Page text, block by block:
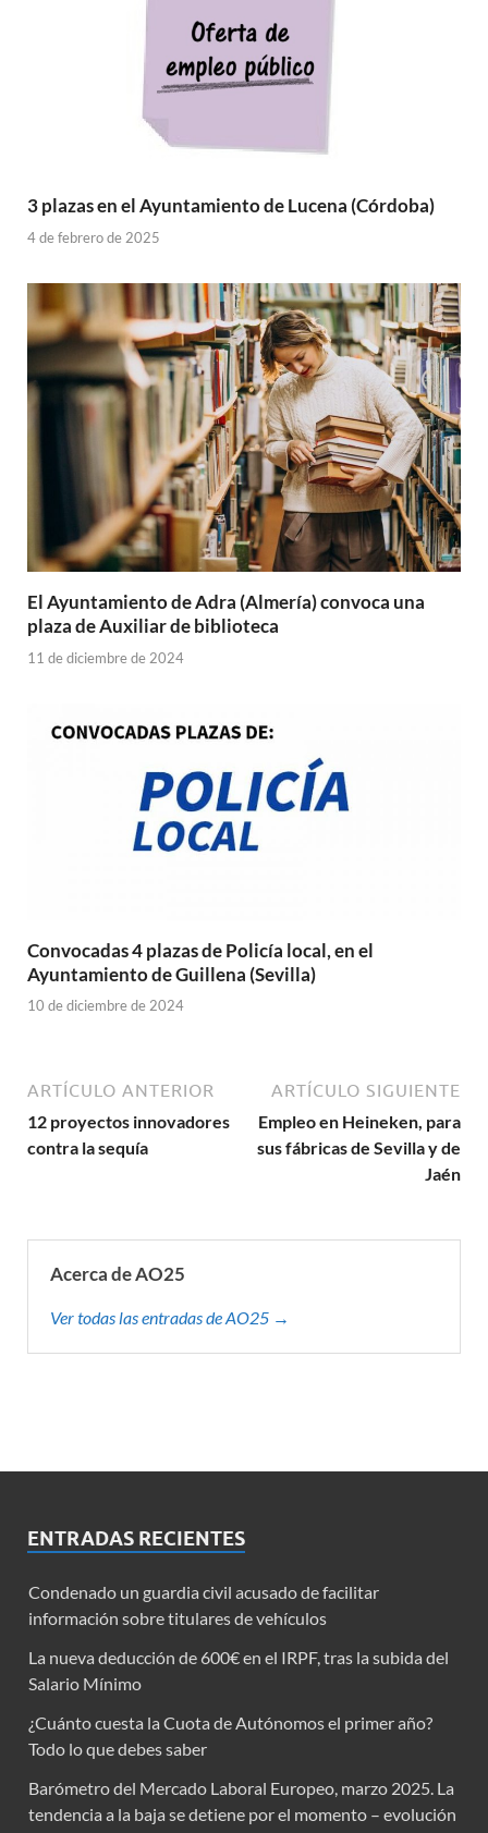
3 plazas en el Ayuntamiento de Lucena (Córdoba)
4 de febrero de 2025
El Ayuntamiento de Adra (Almería) convoca una
plaza de Auxiliar de biblioteca
11 de diciembre de 2024
Convocadas 4 plazas de Policía local, en el
Ayuntamiento de Guillena (Sevilla)
10 de diciembre de 2024
ARTÍCULO ANTERIOR
12 proyectos innovadores
contra la sequía
ARTÍCULO SIGUIENTE
Empleo en Heineken, para
sus fábricas de Sevilla y de
Jaén
Acerca de AO25
Ver todas las entradas de AO25 →
ENTRADAS RECIENTES
Condenado un guardia civil acusado de facilitar
información sobre titulares de vehículos
La nueva deducción de 600€ en el IRPF, tras la subida del
Salario Mínimo
¿Cuánto cuesta la Cuota de Autónomos el primer año?
Todo lo que debes saber
Barómetro del Mercado Laboral Europeo, marzo 2025. La
tendencia a la baja se detiene por el momento – evolución